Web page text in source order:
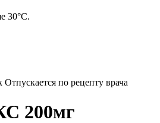
30°С.
Отпускается по рецепту врача
200мг